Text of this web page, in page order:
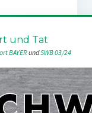
und Tat
BAYER und SWB 03/24